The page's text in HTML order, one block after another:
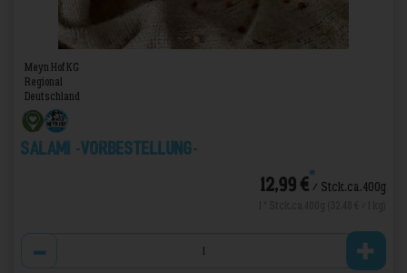
Meyn Hof KG
Regional
Deutschland
Salami -VORBESTELLUNG-
12,99 €*/ Stck.ca.400g